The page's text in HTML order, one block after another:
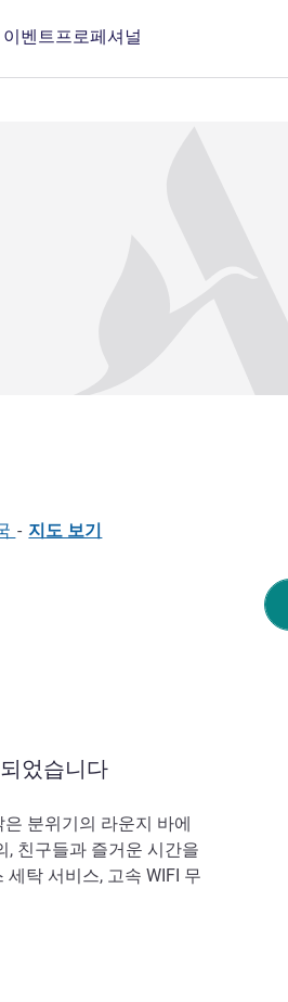
벤트 프로페셔널
- 지도 보기
었습니다
분위기의 라운지 바에
, 친구들과 즐거운 시간을
탁 서비스, 고속 WIFI 무